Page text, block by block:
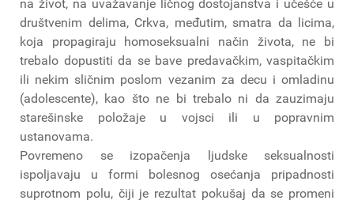
na život, na uvažavanje ličnog dostojanstva i učešće u
društvenim delima, Crkva, međutim, smatra da licima,
koja propagiraju homoseksualni način života, ne bi
trebalo dopustiti da se bave predavačkim, vaspitačkim
ili nekim sličnim poslom vezanim za decu i omladinu
(adolescente), kao što ne bi trebalo ni da zauzimaju
starešinske položaje u vojsci ili u popravnim
ustanovama.
Povremeno se izopačenja ljudske seksualnosti
ispoljavaju u formi bolesnog osećanja pripadnosti
suprotnom polu, čiji je rezultat pokušaj da se promeni